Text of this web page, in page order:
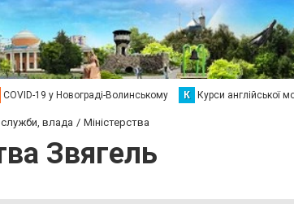
COVID-19 у Новограді-Волинському К Курси англійської
служби, влада Міністерства
Звягель